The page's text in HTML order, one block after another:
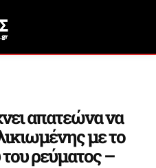
απατεώνα να
με το
ρεύματος –